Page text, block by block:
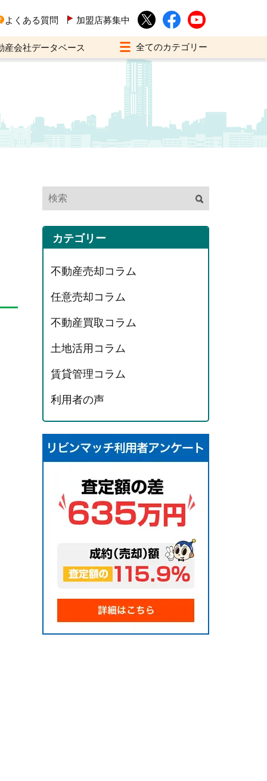
よくある質問 加盟店募集中
産会社データベース
カテゴリー
不動産売却コラム
任意売却コラム
不動産買取コラム
土地活用コラム
賃貸管理コラム
利用者の声